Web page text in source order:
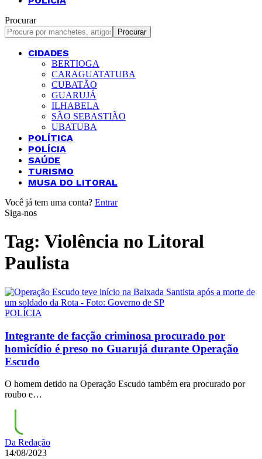
Procurar
CIDADES
BERTIOGA
CARAGUATATUBA
CUBATÃO
GUARUJÁ
ILHABELA
SÃO SEBASTIÃO
UBATUBA
POLÍTICA
POLÍCIA
SAÚDE
TURISMO
MUSA DO LITORAL
Você já tem uma conta? Entrar
Siga-nos
Tag: Violência no Litoral
Paulista
POLÍCIA
Integrante de facção criminosa procurado por
homicídio é preso no Guarujá durante Operação
Escudo
O homem detido na Operação Escudo também era procurado por
roubo e…
Da Redação
14/08/2023